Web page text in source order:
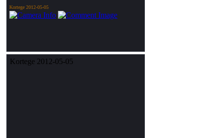
Kortege 2012-05-05
Kortege 2012-05-05